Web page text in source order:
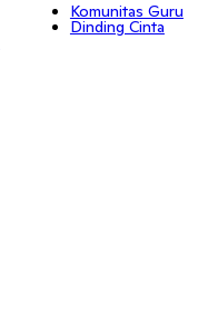
Komunitas Guru
Dinding Cinta